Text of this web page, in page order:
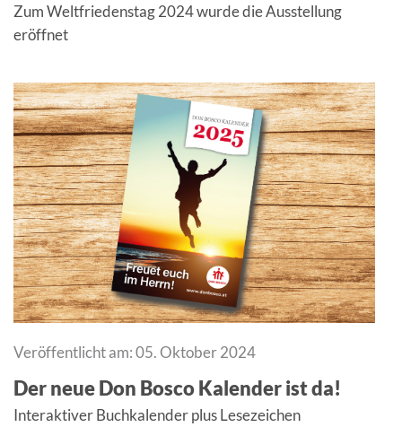
Zum Weltfriedenstag 2024 wurde die Ausstellung
eröffnet
Veröffentlicht am: 05. Oktober 2024
Der neue Don Bosco Kalender ist da!
Interaktiver Buchkalender plus Lesezeichen